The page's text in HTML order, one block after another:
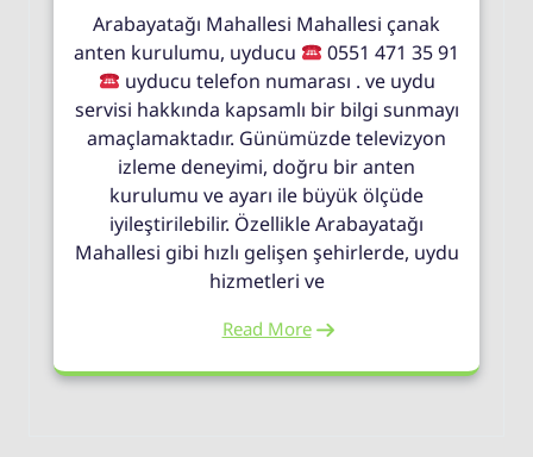
Arabayatağı Mahallesi Mahallesi çanak
anten kurulumu, uyducu
0551 471 35 91
uyducu telefon numarası . ve uydu
servisi hakkında kapsamlı bir bilgi sunmayı
amaçlamaktadır. Günümüzde televizyon
izleme deneyimi, doğru bir anten
kurulumu ve ayarı ile büyük ölçüde
iyileştirilebilir. Özellikle Arabayatağı
Mahallesi gibi hızlı gelişen şehirlerde, uydu
hizmetleri ve
Read More